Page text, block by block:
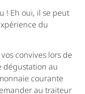
! Eh oui, il se peut
du
convives lors de
dégustation au
courante
au traiteur